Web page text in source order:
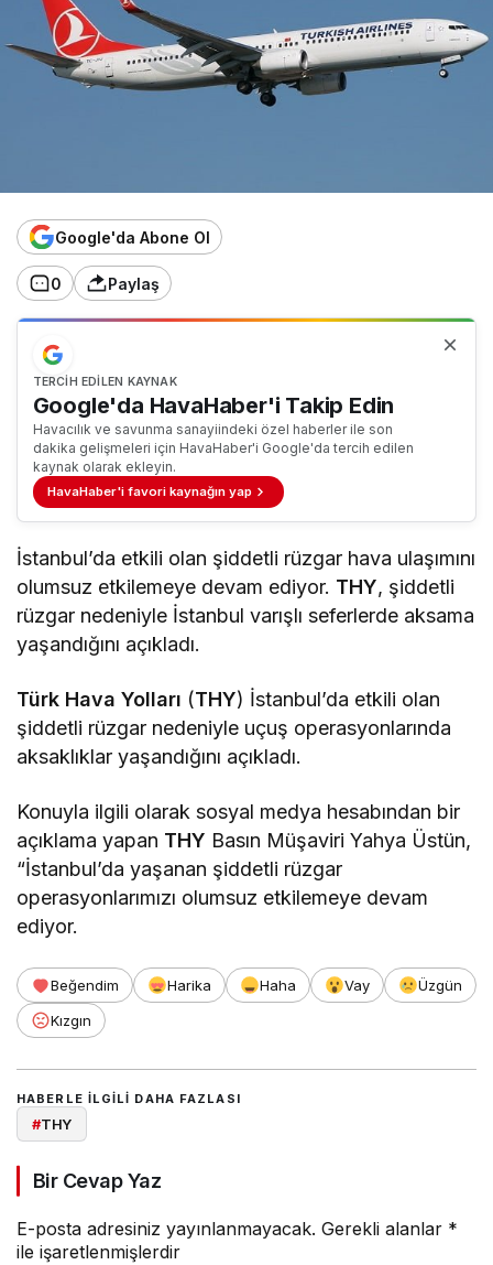
Google'da Abone Ol
0 Paylaş
TERCIH EDILEN KAYNAK
Google'da HavaHaber'i Takip Edin
Havacılık ve savunma sanayiindeki özel haberler ile son
dakika gelişmeleri için HavaHaber'i Google'da tercih edilen
kaynak olarak ekleyin.
HavaHaber'i favori kaynağın yap
İstanbul’da etkili olan şiddetli rüzgar hava ulaşımını
olumsuz etkilemeye devam ediyor. THY, şiddetli
rüzgar nedeniyle İstanbul varışlı seferlerde aksama
yaşandığını açıkladı.
Türk Hava Yolları (THY) İstanbul’da etkili olan
şiddetli rüzgar nedeniyle uçuş operasyonlarında
aksaklıklar yaşandığını açıkladı.
Konuyla ilgili olarak sosyal medya hesabından bir
açıklama yapan THY Basın Müşaviri Yahya Üstün,
“İstanbul’da yaşanan şiddetli rüzgar
operasyonlarımızı olumsuz etkilemeye devam
ediyor.
Beğendim Harika Haha Vay
Üzgün
Kızgın
HABERLE ILGILI DAHA FAZLASI
#THY
Bir Cevap Yaz
E-posta adresiniz yayınlanmayacak. Gerekli alanlar *
ile işaretlenmişlerdir